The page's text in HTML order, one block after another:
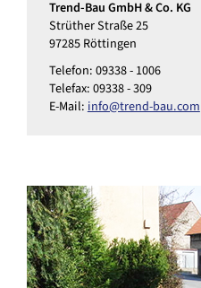
Trend-Bau GmbH & Co. KG
Strüther Straße 25
97285 Röttingen
Telefon: 09338 - 1006
Telefax: 09338 - 309
E-Mail:info@trend-bau.com